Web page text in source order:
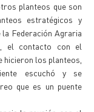
planteos que son
estratégicos y
Federación Agraria
el contacto con el
hicieron los planteos,
escuchó y se
que es un puente